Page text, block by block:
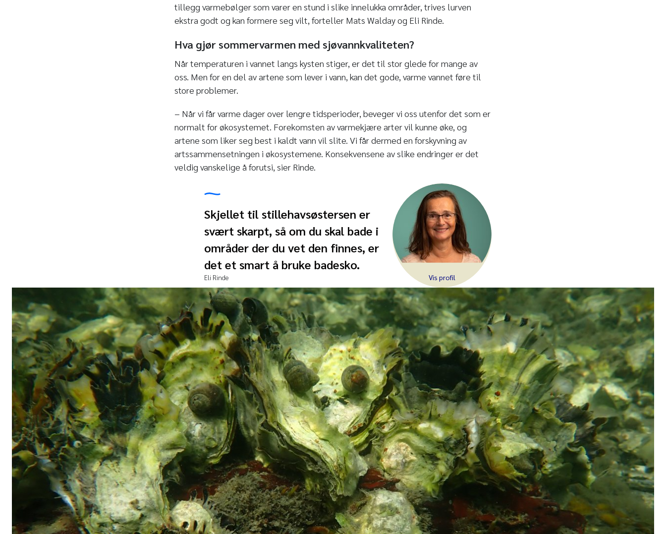
tillegg varmebølger som varer en stund i slike innelukka områder, trives lurven
ekstra godt og kan formere seg vilt, forteller Mats Walday og Eli Rinde.
Hva gjør sommervarmen med sjøvannkvaliteten?
Når temperaturen i vannet langs kysten stiger, er det til stor glede for mange av
oss. Men for en del av artene som lever i vann, kan det gode, varme vannet føre til
store problemer.
− Når vi får varme dager over lengre tidsperioder, beveger vi oss utenfor det som er
normalt for økosystemet. Forekomsten av varmekjære arter vil kunne øke, og
artene som liker seg best i kaldt vann vil slite. Vi får dermed en forskyvning av
artssammensetningen i økosystemene. Konsekvensene av slike endringer er det
veldig vanskelige å forutsi, sier Rinde.
Skjellet til stillehavsøstersen er
svært skarpt, så om du skal bade i
områder der du vet den finnes, er
det et smart å bruke badesko.
Eli Rinde